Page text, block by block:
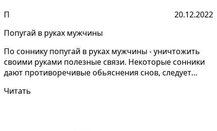
П
20.12.2022
Попугай в руках мужчины
По соннику попугай в руках мужчины - уничтожить
своими руками полезные связи. Некоторые сонники
дают противоречивые обьяснения снов, следует
Читать